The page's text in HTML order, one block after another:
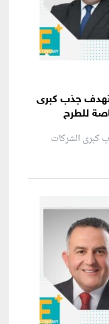
جذب كبرى
للطرح
كبرى الشركات